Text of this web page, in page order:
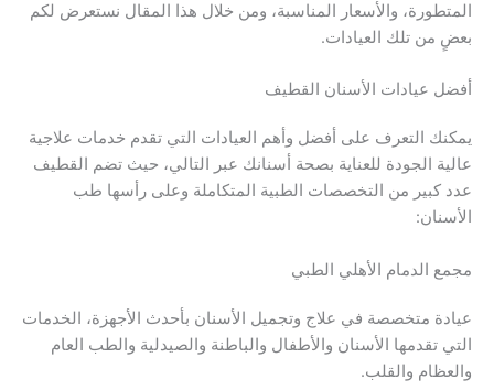
المتطورة، والأسعار المناسبة، ومن خلال هذا المقال نستعرض لكم
بعضٍ من تلك العيادات.
أفضل عيادات الأسنان القطيف
يمكنك التعرف على أفضل وأهم العيادات التي تقدم خدمات علاجية
عالية الجودة للعناية بصحة أسنانك عبر التالي، حيث تضم القطيف
عدد كبير من التخصصات الطبية المتكاملة وعلى رأسها طب
الأسنان:
مجمع الدمام الأهلي الطبي
عيادة متخصصة في علاج وتجميل الأسنان بأحدث الأجهزة، الخدمات
التي تقدمها الأسنان والأطفال والباطنة والصيدلية والطب العام
والعظام والقلب.